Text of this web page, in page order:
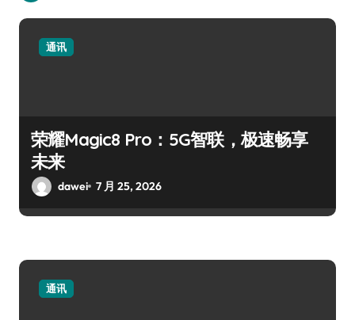
通讯
荣耀Magic8 Pro：5G智联，极速畅享
未来
dawei 7 月 25, 2026
通讯